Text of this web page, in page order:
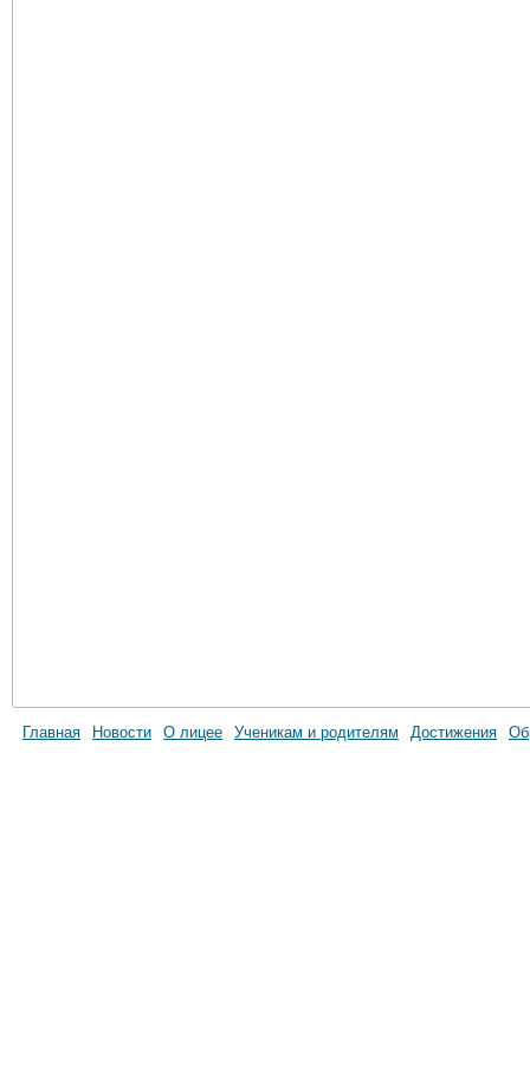
Главная Новости О лицее Ученикам и родителям Достижения